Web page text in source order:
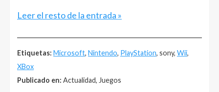
Leer el resto de la entrada »
Etiquetas: Microsoft, Nintendo, PlayStation, sony, Wii,
XBox
Publicado en: Actualidad, Juegos